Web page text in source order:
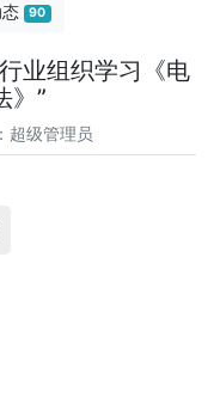
态 90
业组织学习《电
》”
级管理员